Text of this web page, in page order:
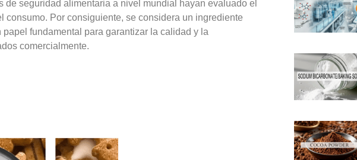
de seguridad alimentaria a nivel mundial hayan evaluado el
consumo. Por consiguiente, se considera un ingrediente
fundamental para garantizar la calidad y la
comercialmente.